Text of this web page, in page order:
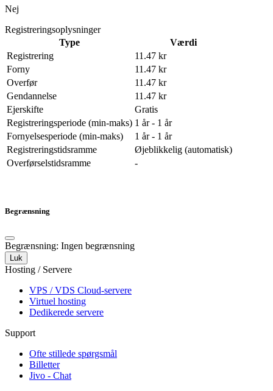
Nej
Registreringsoplysninger
Type
Værdi
Registrering
11.47 kr
Forny
11.47 kr
Overfør
11.47 kr
Gendannelse
11.47 kr
Ejerskifte
Gratis
Registreringsperiode (min-maks) 1 år - 1 år
Fornyelsesperiode (min-maks)
1 år - 1 år
Registreringstidsramme
Øjeblikkelig (automatisk)
Overførselstidsramme
-
Begrænsning
Begrænsning: Ingen begrænsning
Luk
Hosting / Servere
VPS / VDS Cloud-servere
Virtuel hosting
Dedikerede servere
Support
Ofte stillede spørgsmål
Billetter
Jivo - Chat